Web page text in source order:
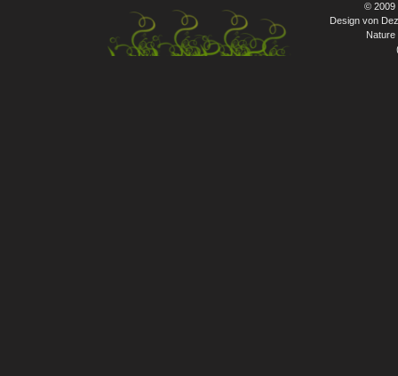
© 2009
Design von
Nature